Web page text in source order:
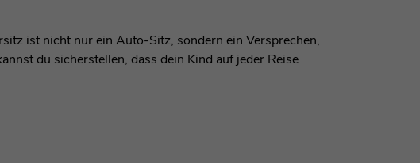
ist nicht nur ein Auto-Sitz, sondern ein Versprechen,
du sicherstellen, dass dein Kind auf jeder Reise